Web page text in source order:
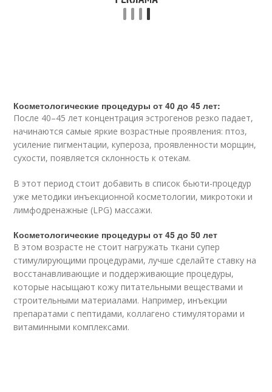
Косметологические процедуры от 40 до 45 лет:
После 40–45 лет концентрация эстрогенов резко падает,
начинаются самые яркие возрастные проявления: птоз,
усиление пигментации, купероза, проявленности морщин,
сухости, появляется склонность к отекам.
В этот период стоит добавить в список бьюти-процедур
уже методики инъекционной косметологии, микротоки и
лимфодренажные (LPG) массажи.
Косметологические процедуры от 45 до 50 лет
В этом возрасте не стоит нагружать ткани супер
стимулирующими процедурами, лучше сделайте ставку на
восстанавливающие и поддерживающие процедуры,
которые насыщают кожу питательными веществами и
строительными материалами. Например, инъекции
препаратами с пептидами, коллагено стимуляторами и
витаминными комплексами.